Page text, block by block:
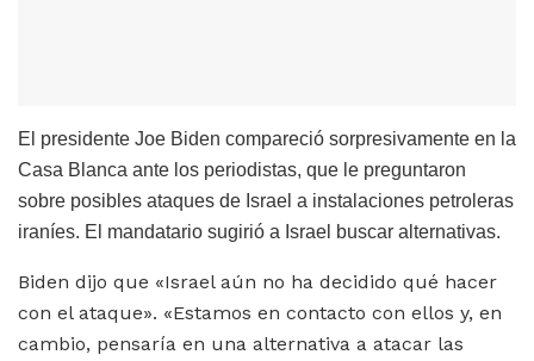
El presidente Joe Biden compareció sorpresivamente en la
Casa Blanca ante los periodistas, que le preguntaron
sobre posibles ataques de Israel a instalaciones petroleras
iraníes. El mandatario sugirió a Israel buscar alternativas.
Biden dijo que «Israel aún no ha decidido qué hacer
con el ataque». «Estamos en contacto con ellos y, en
cambio, pensaría en una alternativa a atacar las